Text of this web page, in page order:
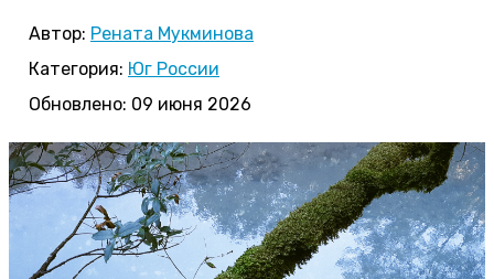
Автор: Рената Мукминова
Категория: Юг России
Обновлено: 09 июня 2026